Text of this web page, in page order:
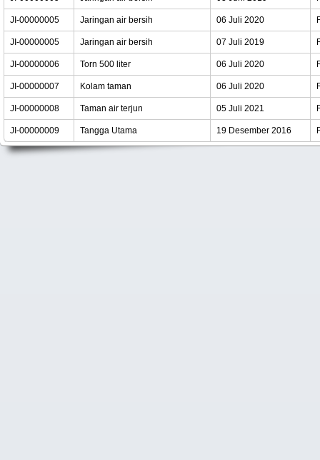
JI-00000005 Jaringan air bersih 06 Juli 2020
JI-00000005 Jaringan air bersih 07 Juli 2019
JI-00000006 Torn 500 liter 06 Juli 2020
JI-00000007 Kolam taman 06 Juli 2020
JI-00000008 Taman air terjun 05 Juli 2021
JI-00000009 Tangga Utama 19 Desember 2016